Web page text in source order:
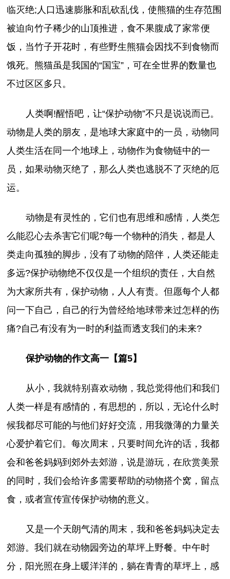
临灭绝;人口迅速膨胀和乱砍乱伐，使熊猫的生存范围
被迫向竹子稀少的山顶推进，食不果腹成了家常便
饭，当竹子开花时，有些野生熊猫会因找不到食物而
饿死。熊猫虽是我国的“国宝”，可在全世界的数量也
不过区区多只。
人类啊!醒悟吧，让“保护动物”不只是说说而已。
动物是人类的朋友，是地球大家庭中的一员，动物同
人类生活在同一个地球上，动物作为食物链中的一
员，如果动物灭绝了，那么人类也逃脱不了灭绝的厄
运。
动物是有灵性的，它们也有思维和感情，人类怎
么能忍心去杀害它们呢?每一个物种的消失，都是人
类走向孤独的脚步，没有了动物的陪伴，人类还能走
多远?保护动物绝不仅仅是一个组织的责任，大自然
为大家所共有，保护动物，人人有责。但愿每个人都
问一下自己，自己的行为曾经给地球带来过怎样的伤
痛?自己有没有为一时的利益而透支我们的未来?
保护动物的作文高一【篇5】
从小，我就特别喜欢动物，我总觉得他们和我们
人类一样是有感情的，有思想的，所以，无论什么时
候我都尽可能的与他们好好交流，用我微薄的力量关
心爱护着它们。每次周末，只要时间允许的话，我都
会和爸爸妈妈到郊外去郊游，说是游玩，在欣赏美景
的同时，我们会给许多需要帮助的动物搭个窝，留点
食，或者宣传宣传保护动物的意义。
又是一个天朗气清的周末，我和爸爸妈妈决定去
郊游。我们就在动物园旁边的草坪上野餐。中午时
分，阳光照在身上暖洋洋的，躺在青青的草坪上，感